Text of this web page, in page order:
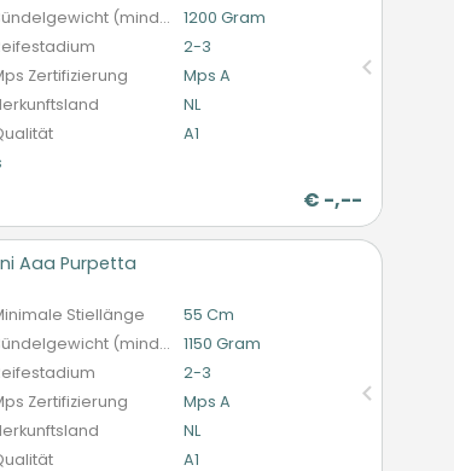
Bündelgewicht (mindestens)
1200 Gram
2-3
Zertifizierung
Mps A
NL
A1
€ -,--
Aaa Purpetta
Stiellänge
55 Cm
Bündelgewicht (mindestens)
1150 Gram
2-3
Zertifizierung
Mps A
NL
A1